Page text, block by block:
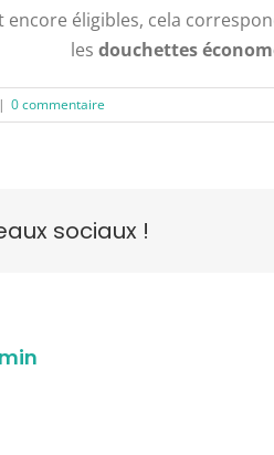
encore éligibles, cela
les douchettes
| 0 commentaire
sociaux !